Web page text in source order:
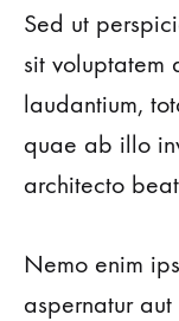
Sed ut
sit voluptatem
laudantium,
quae ab illo
architecto
Nemo enim
aspernatur